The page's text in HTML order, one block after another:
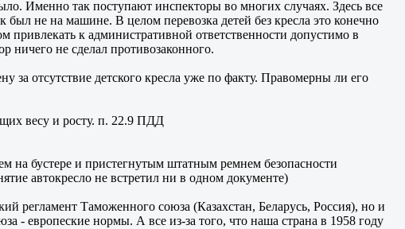
Именно так поступают инспекторы во многих случаях. Здесь все
был не на машине. В целом перевозка детей без кресла это конечно
привлекать к административной ответственности допустимо в
ничего не сделал противозаконного.
отсутствие детского кресла уже по факту. Правомерны ли его
весу и росту. п. 22.9 ПДД
на бустере и пристегнутым штатным ремнем безопасности
автокресло не встретил ни в одном документе)
регламент Таможенного союза (Казахстан, Беларусь, Россия), но и
- европеские нормы. А все из-за того, что наша страна в 1958 году